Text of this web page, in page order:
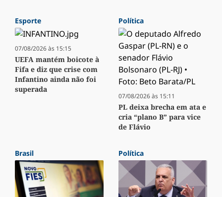
Esporte
07/08/2026 às 15:15
UEFA mantém boicote à
Fifa e diz que crise com
Infantino ainda não foi
superada
Política
07/08/2026 às 15:11
PL deixa brecha em ata e
cria “plano B” para vice
de Flávio
Brasil Política